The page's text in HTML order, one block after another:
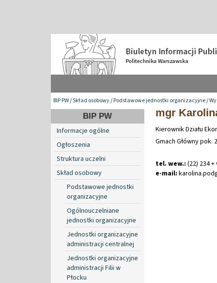
BIP PW/Skład osobowy/Podstawowe jednostki organizacyjne/
BIP PW
Informacje ogólne
Ogłoszenia
Struktura uczelni
Skład osobowy
Podstawowe jednostki
organizacyjne
Ogólnouczelniane
jednostki organizacyjne
Jednostki organizacyjne
administracji centralnej
Jednostki organizacyjne
administracji Filii w
Płocku
mgr
Kierownik Działu
Gmach Główny pok.
tel. wew.: (22) 234
e-mail: karolina.